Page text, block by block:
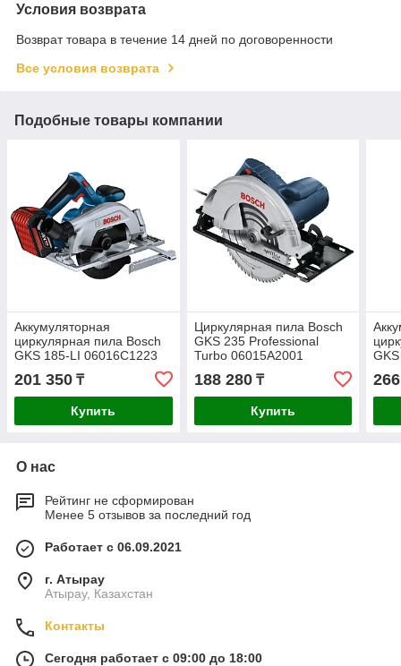
Условия возврата
Возврат товара в течение 14 дней по договоренности
Все условия возврата
Подобные товары компании
Аккумуляторная
циркулярная пила Bosch
GKS 185-LI 06016C1223
201 350 ₸
Купить
Циркулярная пила Bosch
GKS 235 Professional
Turbo 06015A2001
188 280₸
Купить
О нас
Рейтинг не сформирован
Менее 5 отзывов за последний год
Работает с 06.09.2021
г. Атырау
Атырау, Казахстан
Контакты
Сегодня работает с 09:00 до 18:00